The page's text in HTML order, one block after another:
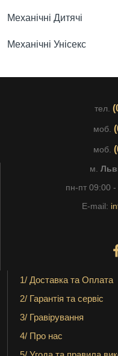
Механічні Дитячі
Механічні Унісекс
тел.
моб.
моб.
м.
пн-пт 09:00
E-mail:
1/ Доставка та Оплата
2/ Гарантія та сервіс
3/ Гравірування
4/ Про нас